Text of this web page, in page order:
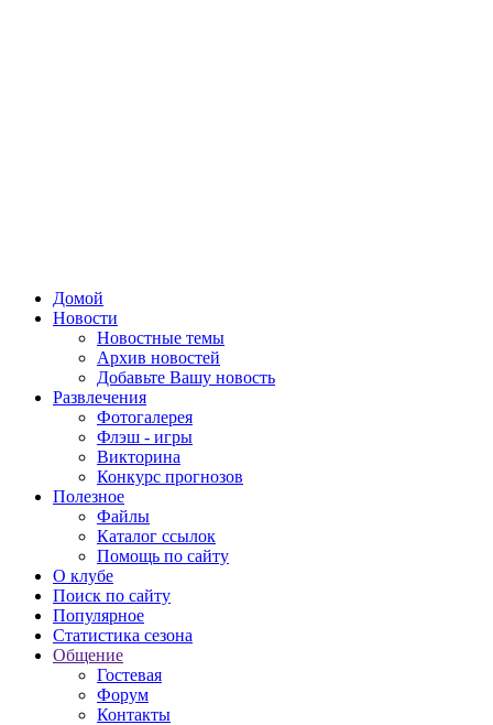
Домой
Новости
Новостные темы
Архив новостей
Добавьте Вашу новость
Развлечения
Фотогалерея
Флэш - игры
Викторина
Конкурс прогнозов
Полезное
Файлы
Каталог ссылок
Помощь по сайту
О клубе
Поиск по сайту
Популярное
Статистика сезона
Общение
Гостевая
Форум
Контакты